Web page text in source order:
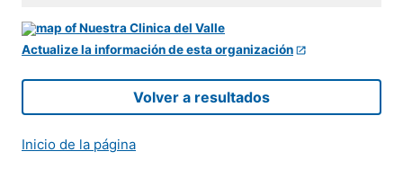
Actualize la información de esta organización
Volver a resultados
Inicio de la página